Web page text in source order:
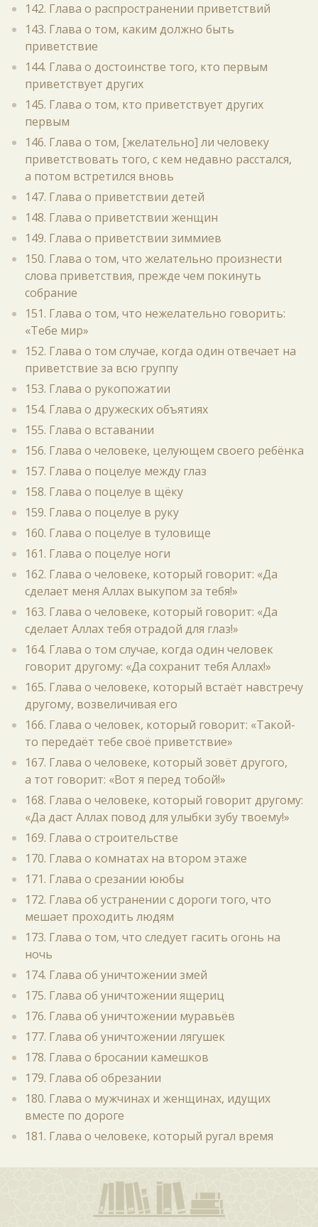
142. Глава о распространении приветствий
143. Глава о том, каким должно быть
приветствие
144. Глава о достоинстве того, кто первым
приветствует других
145. Глава о том, кто приветствует других
первым
146. Глава о том, [желательно] ли человеку
приветствовать того, с кем недавно расстался,
а потом встретился вновь
147. Глава о приветствии детей
148. Глава о приветствии женщин
149. Глава о приветствии зиммиев
150. Глава о том, что желательно произнести
слова приветствия, прежде чем покинуть
собрание
151. Глава о том, что нежелательно говорить:
«Тебе мир»
152. Глава о том случае, когда один отвечает на
приветствие за всю группу
153. Глава о рукопожатии
154. Глава о дружеских объятиях
155. Глава о вставании
156. Глава о человеке, целующем своего ребёнка
157. Глава о поцелуе между глаз
158. Глава о поцелуе в щёку
159. Глава о поцелуе в руку
160. Глава о поцелуе в туловище
161. Глава о поцелуе ноги
162. Глава о человеке, который говорит: «Да
сделает меня Аллах выкупом за тебя!»
163. Глава о человеке, который говорит: «Да
сделает Аллах тебя отрадой для глаз!»
164. Глава о том случае, когда один человек
говорит другому: «Да сохранит тебя Аллах!»
165. Глава о человеке, который встаёт навстречу
другому, возвеличивая его
166. Глава о человек, который говорит: «Такой-
то передаёт тебе своё приветствие»
167. Глава о человеке, который зовёт другого,
а тот говорит: «Вот я перед тобой!»
168. Глава о человеке, который говорит другому:
«Да даст Аллах повод для улыбки зубу твоему!»
169. Глава о строительстве
170. Глава о комнатах на втором этаже
171. Глава о срезании ююбы
172. Глава об устранении с дороги того, что
мешает проходить людям
173. Глава о том, что следует гасить огонь на
ночь
174. Глава об уничтожении змей
175. Глава об уничтожении ящериц
176. Глава об уничтожении муравьёв
177. Глава об уничтожении лягушек
178. Глава о бросании камешков
179. Глава об обрезании
180. Глава о мужчинах и женщинах, идущих
вместе по дороге
181. Глава о человеке, который ругал время